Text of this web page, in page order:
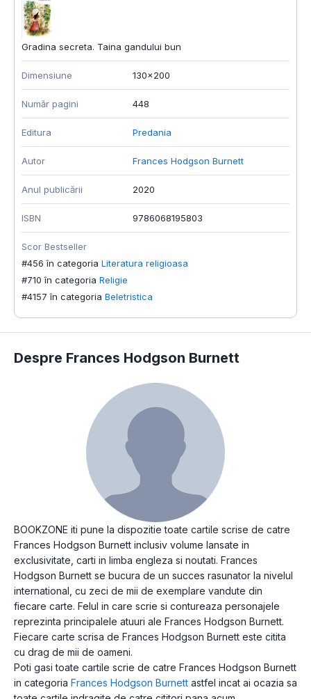
Gradina secreta. Taina gandului bun
Dimensiune 130x200
Număr pagini 448
Editura Predania
Autor Frances Hodgson Burnett
Anul publicării 2020
ISBN 9786068195803
Scor Bestseller
#456 în categoria Literatura religioasa
#710 în categoria Religie
#4157 în categoria Beletristica
Despre Frances Hodgson Burnett
BOOKZONE iti pune la dispozitie toate cartile scrise de catre
Frances Hodgson Burnett inclusiv volume lansate in
exclusivitate, carti in limba engleza si noutati. Frances
Hodgson Burnett se bucura de un succes rasunator la nivelul
international, cu zeci de mii de exemplare vandute din
fiecare carte. Felul in care scrie si contureaza personajele
reprezinta principalele atuuri ale Frances Hodgson Burnett.
Fiecare carte scrisa de Frances Hodgson Burnett este citita
cu drag de mii de oameni.
Poti gasi toate cartile scrie de catre Frances Hodgson Burnett
in categoria Frances Hodgson Burnett astfel incat ai ocazia sa